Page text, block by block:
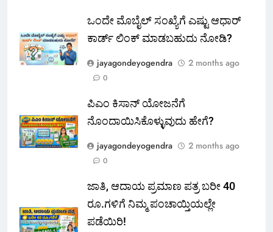
ಒಂದೇ ಮೊಬೈಲ್ ಸಂಖ್ಯೆಗೆ ಎಷ್ಟು ಆಧಾರ್
ಕಾರ್ಡ್ ಲಿಂಕ್ ಮಾಡಬಹುದು ನೋಡಿ?
jayagondeyogendra
2 months ago
0
ಪಿಎಂ ಕಿಸಾನ್ ಯೋಜನೆಗೆ
ನೊಂದಾಯಿಸಿಕೊಳ್ಳುವುದು ಹೇಗೆ?
jayagondeyogendra
2 months ago
0
ಜಾತಿ, ಆದಾಯ ಪ್ರಮಾಣ ಪತ್ರ ಬರೀ 40
ರೂ.ಗಳಿಗೆ ನಿಮ್ಮ ಪಂಚಾಯ್ತಿಯಲ್ಲೇ
ಪಡೆಯಿರಿ!